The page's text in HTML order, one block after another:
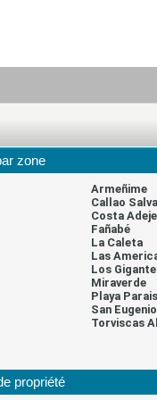
zone
Armeñime
Callao
Costa Adeje
Fañabé
La Caleta
Las
Los
Miraverde
Playa
San
Torviscas
propriété